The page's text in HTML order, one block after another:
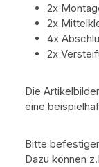
2x
2x
4x
2x
Die
eine
Bitte
Dazu können